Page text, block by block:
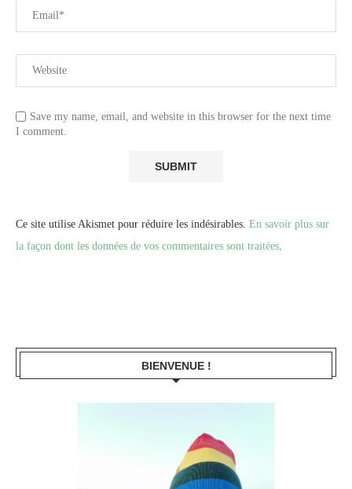
Save my name, email, and website in this browser for the next time
I comment.
Ce site utilise Akismet pour réduire les indésirables. En savoir plus sur
la façon dont les données de vos commentaires sont traitées
BIENVENUE !